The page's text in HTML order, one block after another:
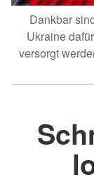
Dankbar
Ukraine
versorgt